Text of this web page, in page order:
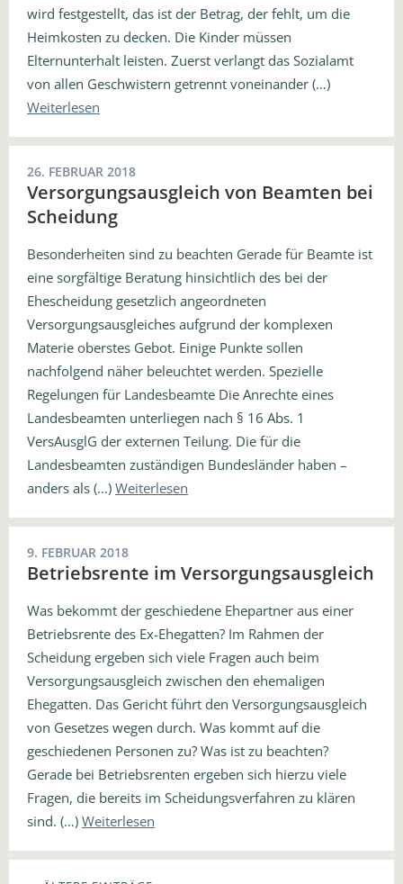
wird festgestellt, das ist der Betrag, der fehlt, um die
Heimkosten zu decken. Die Kinder müssen
Elternunterhalt leisten. Zuerst verlangt das Sozialamt
von allen Geschwistern getrennt voneinander (…)
Weiterlesen
26. FEBRUAR 2018
Versorgungsausgleich von Beamten bei
Scheidung
Besonderheiten sind zu beachten Gerade für Beamte ist
eine sorgfältige Beratung hinsichtlich des bei der
Ehescheidung gesetzlich angeordneten
Versorgungsausgleiches aufgrund der komplexen
Materie oberstes Gebot. Einige Punkte sollen
nachfolgend näher beleuchtet werden. Spezielle
Regelungen für Landesbeamte Die Anrechte eines
Landesbeamten unterliegen nach § 16 Abs. 1
VersAusglG der externen Teilung. Die für die
Landesbeamten zuständigen Bundesländer haben –
anders als (…) Weiterlesen
9. FEBRUAR 2018
Betriebsrente im Versorgungsausgleich
Was bekommt der geschiedene Ehepartner aus einer
Betriebsrente des Ex-Ehegatten? Im Rahmen der
Scheidung ergeben sich viele Fragen auch beim
Versorgungsausgleich zwischen den ehemaligen
Ehegatten. Das Gericht führt den Versorgungsausgleich
von Gesetzes wegen durch. Was kommt auf die
geschiedenen Personen zu? Was ist zu beachten?
Gerade bei Betriebsrenten ergeben sich hierzu viele
Fragen, die bereits im Scheidungsverfahren zu klären
sind. (…) Weiterlesen